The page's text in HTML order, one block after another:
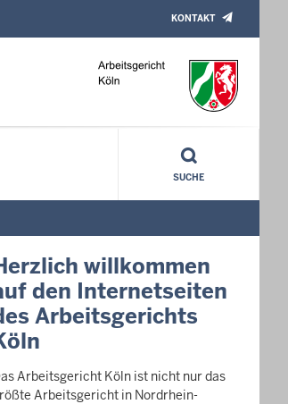
KONTAKT
SUCHE
willkommen
den Internetseiten
Arbeitsgerichts
Arbeitsgericht Köln ist nicht nur das
Arbeitsgericht in Nordrhein-